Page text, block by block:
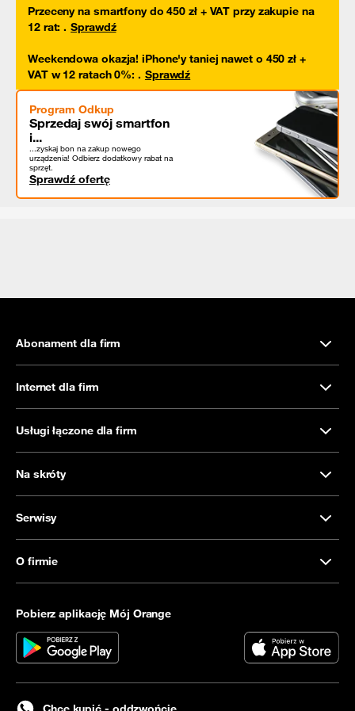
Przeceny na smartfony do 450 zł + VAT przy zakupie na
12 rat: . Sprawdź
Weekendowa okazja! iPhone'y taniej nawet o 450 zł +
VAT w 12 ratach 0%: . Sprawdź
Program Odkup
Sprzedaj swój smartfon
i...
...zyskaj bon na zakup nowego
urządzenia! Odbierz dodatkowy rabat na
sprzęt.
Sprawdź ofertę
Abonament dla firm
Internet dla firm
Usługi łączone dla firm
Na skróty
Serwisy
O firmie
Pobierz aplikację Mój Orange